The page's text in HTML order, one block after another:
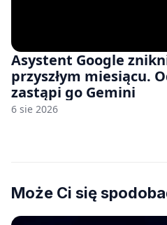
Asystent Google
przyszłym miesiącu.
zastąpi go Gemini
6 sie 2026
Może Ci się